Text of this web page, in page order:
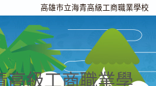
高雄市立海青高級工商職業學校
高級工商職業學